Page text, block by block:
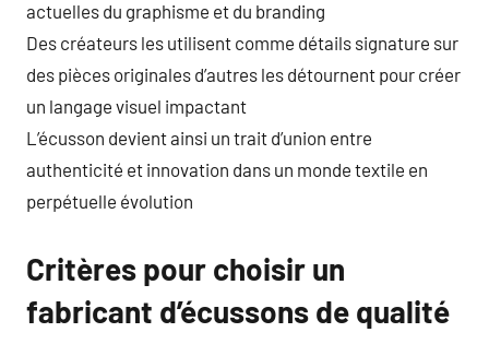
actuelles du graphisme et du branding
Des créateurs les utilisent comme détails signature sur
des pièces originales d’autres les détournent pour créer
un langage visuel impactant
L’écusson devient ainsi un trait d’union entre
authenticité et innovation dans un monde textile en
perpétuelle évolution
Critères pour choisir un
fabricant d’écussons de qualité